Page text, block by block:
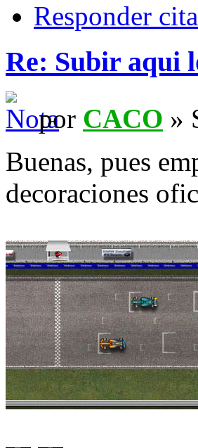
Responder
Re: Subir aqui
por CACO »
Buenas, pues
decoraciones